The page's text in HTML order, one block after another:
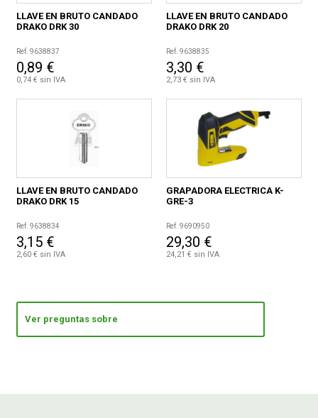
LLAVE EN BRUTO CANDADO
DRAKO DRK 30
Ref. 9638837
0,89 €
0,74 € sin IVA
LLAVE EN BRUTO CANDADO
DRAKO DRK 20
Ref. 9638835
3,30 €
2,73 € sin IVA
LLAVE EN BRUTO CANDADO
DRAKO DRK 15
Ref. 9638834
3,15 €
2,60 € sin IVA
GRAPADORA ELECTRICA K-
GRE-3
Ref. 9690950
29,30 €
24,21 € sin IVA
Ver preguntas sobre